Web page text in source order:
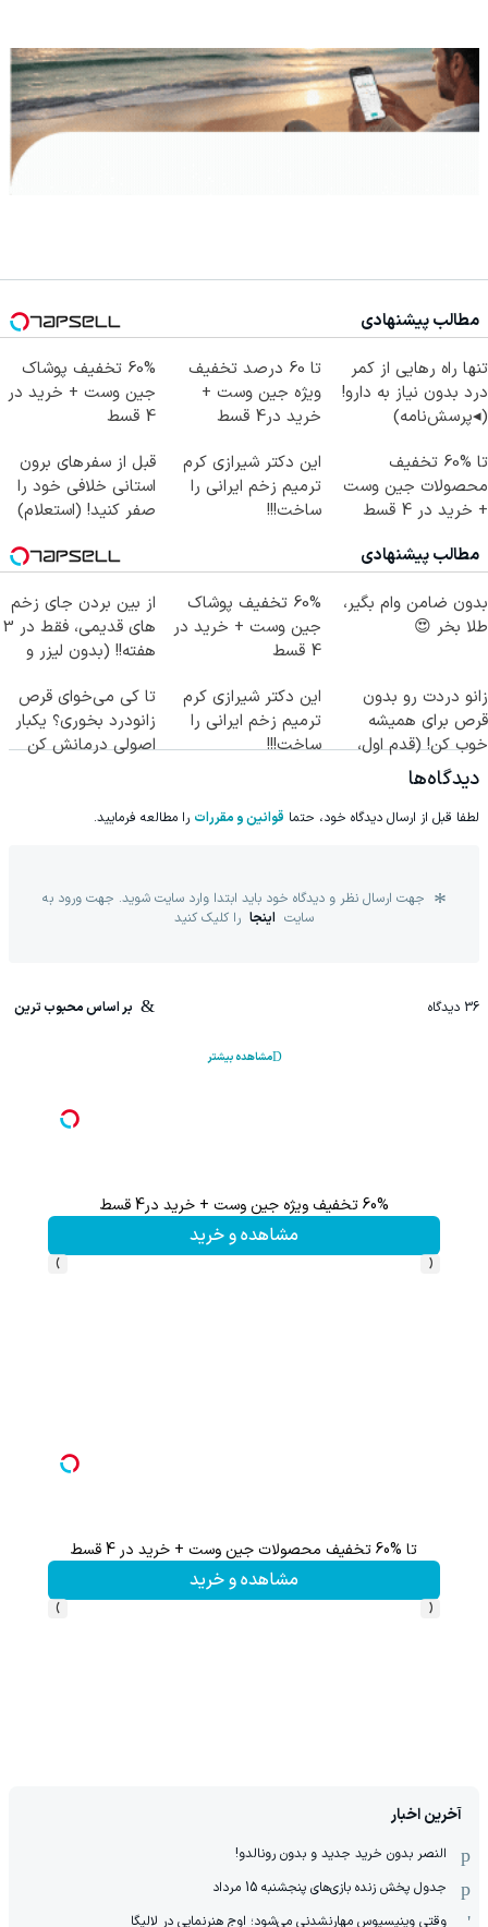
مطالب پیشنهادی
تنها راه رهایی از کمر
درد بدون نیاز به دارو!
(◂پرسش‌نامه)
تا 60 درصد تخفیف
ویژه جین وست +
خرید در4 قسط
60% تخفیف پوشاک
جین وست + خرید در
4 قسط
تا %60 تخفیف
محصولات جین وست
+ خرید در 4 قسط
این دکتر شیرازی کرم
ترمیم زخم ایرانی را
ساخت!!!
قبل از سفرهای برون
استانی خلافی خود را
صفر کنید! (استعلام)
مطالب پیشنهادی
بدون ضامن وام بگیر،
طلا بخر 😍
60% تخفیف پوشاک
جین وست + خرید در
4 قسط
از بین بردن جای زخم
های قدیمی، فقط در 3
هفته!! (بدون لیزر و
زانو دردت رو بدون
قرص برای همیشه
خوب کن! (قدم اول،
پرسش‌نامه)
این دکتر شیرازی کرم
ترمیم زخم ایرانی را
ساخت!!!
تا کی می‌خوای قرص
زانودرد بخوری؟ یکبار
اصولی درمانش کن
دیدگاه‌ها
لطفا قبل از ارسال دیدگاه خود، حتما قوانین و مقررات را مطالعه فرمایید.
جهت ارسال نظر و دیدگاه خود باید ابتدا وارد سایت شوید. جهت ورود به
سایت اینجا را کلیک کنید
36 دیدگاه بر اساس محبوب ترین
مشاهده بیشتر
60% تخفیف ویژه جین وست + خرید در4 قسط
مشاهده و خرید
‹
›
تا %60 تخفیف محصولات جین وست + خرید در 4 قسط
مشاهده و خرید
‹
›
آخرین اخبار
النصر بدون خرید جدید و بدون رونالدو!
جدول پخش زنده بازی‌های پنجشنبه 15 مرداد
وقتی وینیسیوس مهارنشدنی می‌شود؛ اوج هنرنمایی در لالیگا